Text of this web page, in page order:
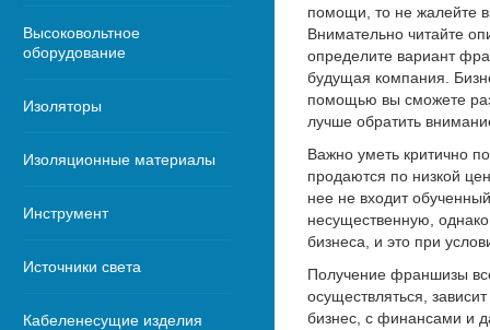
Высоковольтное
оборудование
Изоляторы
Изоляционные материалы
Инструмент
Источники света
Кабеленесущие изделия
помощи, то не жалейте
Внимательно читайте
определите вариант
будущая компания.
помощью вы сможете
лучше обратить
Важно уметь критично
продаются по низкой
нее не входит
несущественную,
бизнеса, и это при
Получение франшизы
осуществляться,
бизнес, с финансами и